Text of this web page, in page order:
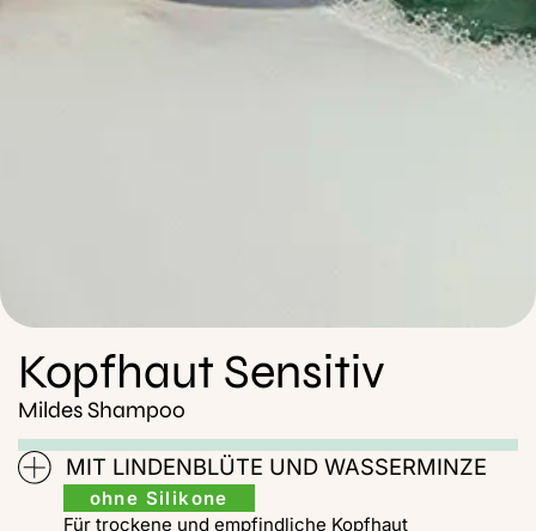
Kopfhaut Sensitiv
Mildes Shampoo
MIT LINDENBLÜTE UND WASSERMINZE
ohne Silikone
Für trockene und empfindliche Kopfhaut